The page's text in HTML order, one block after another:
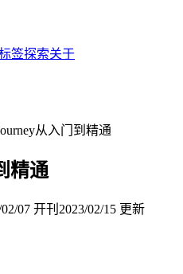
签探索关于
从入门到精通
精通
07 开刊 2023/02/15 更新